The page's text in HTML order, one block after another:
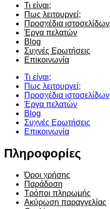
Τι είναι;
Πως λειτουργεί;
Προσχέδια ιστοσελίδων
Έργα πελατών
Blog
Συχνές Ερωτήσεις
Επικοινωνία
Τι είναι;
Πως λειτουργεί;
Προσχέδια ιστοσελίδων
Έργα πελατών
Blog
Συχνές Ερωτήσεις
Επικοινωνία
Πληροφορίες
Όροι χρήσης
Παράδοση
Τρόποι πληρωμής
Ακύρωση παραγγελίας